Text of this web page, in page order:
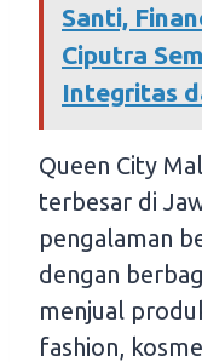
Santi,
Ciputra
Integritas
Queen City
terbesar di
pengalaman
dengan
menjual
fashion,